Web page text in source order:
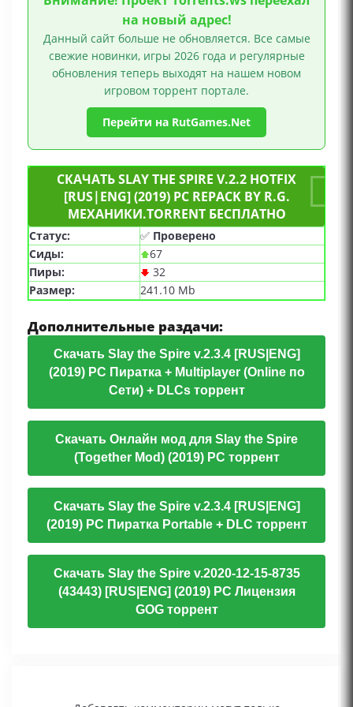
на новый адрес!
Данный сайт больше не обновляется. Все самые
свежие новинки, игры 2026 года и регулярные
обновления теперь выходят на нашем новом
игровом торрент портале.
Перейти на RutGames.Net
СКАЧАТЬ SLAY THE SPIRE V.2.2 HOTFIX
[RUS|ENG] (2019) PC REPACK BY R.G.
МЕХАНИКИ.TORRENT БЕСПЛАТНО
Статус: ✅ Проверено
Сиды:
67
Пиры:
32
Размер:
241.10 Mb
Дополнительные раздачи:
Скачать Slay the Spire v.2.3.4 [RUS|ENG]
(2019) PC Пиратка + Multiplayer (Online по
Сети) + DLCs торрент
Скачать Онлайн мод для Slay the Spire
(Together Mod) (2019) PC торрент
Скачать Slay the Spire v.2.3.4 [RUS|ENG]
(2019) PC Пиратка Portable + DLC торрент
Скачать Slay the Spire v.2020-12-15-8735
(43443) [RUS|ENG] (2019) PC Лицензия
GOG торрент